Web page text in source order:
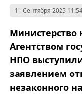
11 Сентября 2025 11:54
Министерство
Агентством
НПО
заявлением
незаконного